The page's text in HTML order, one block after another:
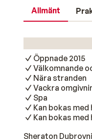
Allmänt
Öppnade 2015
Välkomnande
Nära stranden
Vackra
Spa
Kan bokas
Kan bokas
Sheraton